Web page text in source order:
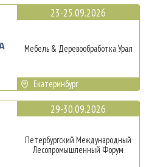
23-25.09.2026
Мебель & Деревообработка Урал
Екатеринбург
29-30.09.2026
Петербургский Международный
Лесопромышленный Форум